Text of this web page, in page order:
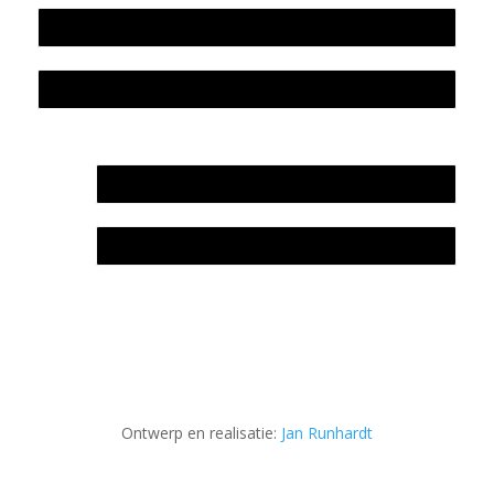
Ontwerp en realisatie: Jan Runhardt